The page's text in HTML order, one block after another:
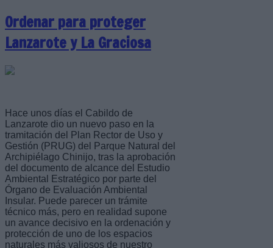
Ordenar para proteger
Lanzarote y La Graciosa
Hace unos días el Cabildo de
Lanzarote dio un nuevo paso en la
tramitación del Plan Rector de Uso y
Gestión (PRUG) del Parque Natural del
Archipiélago Chinijo, tras la aprobación
del documento de alcance del Estudio
Ambiental Estratégico por parte del
Órgano de Evaluación Ambiental
Insular. Puede parecer un trámite
técnico más, pero en realidad supone
un avance decisivo en la ordenación y
protección de uno de los espacios
naturales más valiosos de nuestro